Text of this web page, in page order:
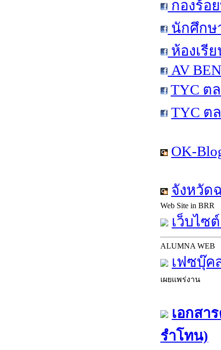
กองร้อ
นักศึกษ
ห้องเรี
AV
TYC ต
TYC ต
OK-
จังหวัด
Web Site in BRR
เว็บไซ
ALUMNA WEB
เฟซบุ๊ค
เผยแพร่งาน
เอกสา
รำโทน)